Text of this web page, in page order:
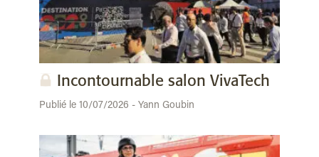
Incontournable salon VivaTech
Publié le 10/07/2026 - Yann Goubin